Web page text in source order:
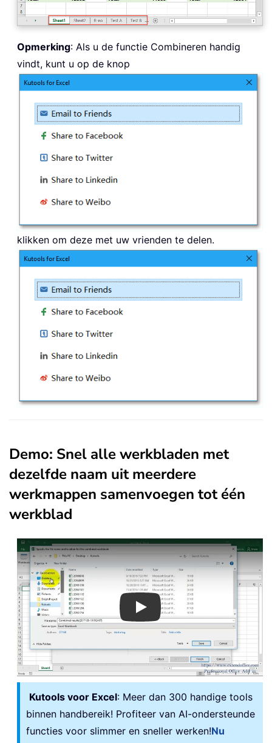
Opmerking: Als u de functie Combineren handig
vindt, kunt u op de knop
klikken om deze met uw vrienden te delen.
Demo: Snel alle werkbladen met
dezelfde naam uit meerdere
werkmappen samenvoegen tot één
werkblad
Play
Kutools voor Excel: Meer dan 300 handige tools
binnen handbereik! Profiteer van AI-ondersteunde
functies voor slimmer en sneller werken!Nu